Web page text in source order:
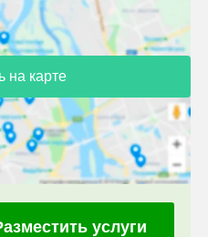
на карте
услуги